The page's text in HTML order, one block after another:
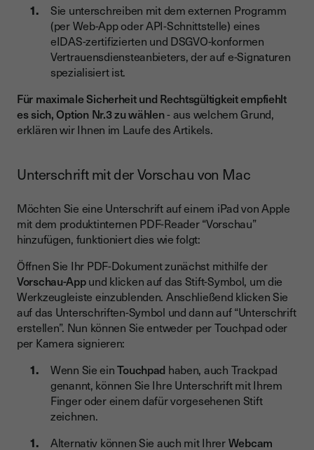
Sie unterschreiben mit dem externen Programm
(per Web-App oder API-Schnittstelle) eines
eIDAS-zertifizierten und DSGVO-konformen
Vertrauensdiensteanbieters, der auf e-Signaturen
spezialisiert ist.
Für maximale Sicherheit und Rechtsgültigkeit empfiehlt
es sich, Option Nr.3 zu wählen- aus welchem Grund,
erklären wir Ihnen im Laufe des Artikels.
Unterschrift mit der Vorschau von Mac
Möchten Sie eine Unterschrift auf einem iPad von Apple
mit dem produktinternen PDF-Reader “Vorschau”
hinzufügen, funktioniert dies wie folgt:
Öffnen Sie Ihr PDF-Dokument zunächst mithilfe der
Vorschau-Appund klicken auf das Stift-Symbol, um die
Werkzeugleiste einzublenden. Anschließend klicken Sie
auf das Unterschriften-Symbol und dann auf “Unterschrift
erstellen”. Nun können Sie entweder per Touchpad oder
per Kamera signieren:
Wenn Sie einTouchpad haben, auch Trackpad
genannt, können Sie Ihre Unterschrift mit Ihrem
Finger oder einem dafür vorgesehenen Stift
zeichnen.
Alternativ können Sie auch mit IhrerWebcam